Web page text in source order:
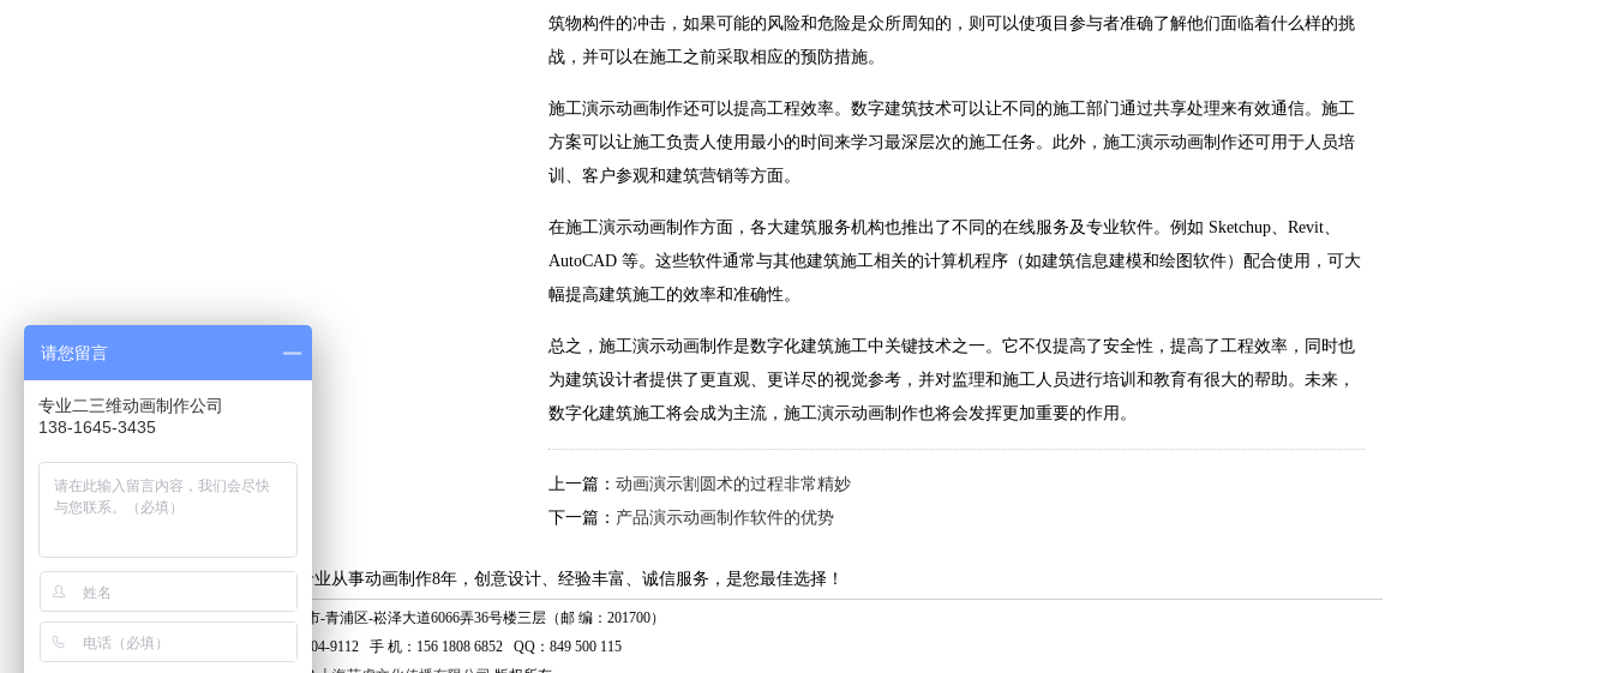
筑物构件的冲击，如果可能的风险和危险是众所周知的，则可以使项目参与者准确了解他们面临着什么样的挑
战，并可以在施工之前采取相应的预防措施。
施工演示动画制作还可以提高工程效率。数字建筑技术可以让不同的施工部门通过共享处理来有效通信。施工
方案可以让施工负责人使用最小的时间来学习最深层次的施工任务。此外，施工演示动画制作还可用于人员培
训、客户参观和建筑营销等方面。
在施工演示动画制作方面，各大建筑服务机构也推出了不同的在线服务及专业软件。例如 Sketchup、Revit、
AutoCAD 等。这些软件通常与其他建筑施工相关的计算机程序（如建筑信息建模和绘图软件）配合使用，可大
幅提高建筑施工的效率和准确性。
总之，施工演示动画制作是数字化建筑施工中关键技术之一。它不仅提高了安全性，提高了工程效率，同时也
为建筑设计者提供了更直观、更详尽的视觉参考，并对监理和施工人员进行培训和教育有很大的帮助。未来，
数字化建筑施工将会成为主流，施工演示动画制作也将会发挥更加重要的作用。
上一篇： 动画演示割圆术的过程非常精妙
下一篇： 产品演示动画制作软件的优势
上海艺虎专业从事动画制作8年，创意设计、经验丰富、诚信服务，是您最佳选择！
地 址：上海市-青浦区-崧泽大道6066弄36号楼三层（邮 编：201700）
电 话：400-804-9112 手 机：156 1808 6852 QQ：849 500 115
请您留言
专业二三维动画制作公司
138-1645-3435